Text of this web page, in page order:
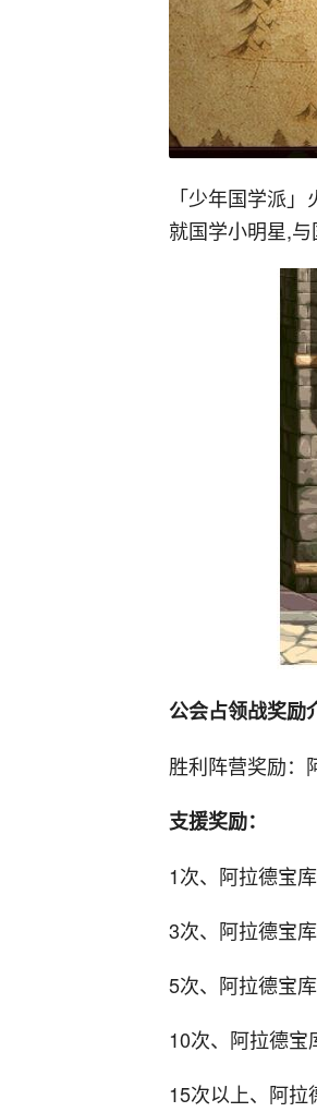
「少年国学派
就国学小明星,
公会占领战奖励
胜利阵营奖励：
支援奖励：
1次、阿拉德宝
3次、阿拉德宝
5次、阿拉德宝
10次、阿拉德宝
15次以上、阿拉